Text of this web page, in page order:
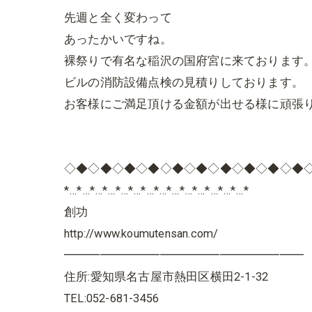
先週と全く変わって
あったかいですね。
裸祭りで有名な稲沢の国府宮に来ております。
ビルの消防設備点検の見積りしております。
お客様にご満足頂ける金額が出せる様に頑張
*…*…*…*…*…*…*…*…*…*…*…*…*…*…*
創功
http://www.koumutensan.com/
━━━━━━━━━━━━━━━━━━━━
住所:愛知県名古屋市熱田区横田2-1-32
TEL:052-681-3456